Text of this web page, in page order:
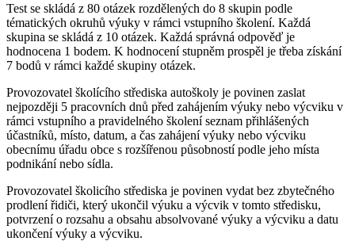
Test se skládá z 80 otázek rozdělených do 8 skupin podle
tématických okruhů výuky v rámci vstupního školení. Každá
skupina se skládá z 10 otázek. Každá správná odpověď je
hodnocena 1 bodem. K hodnocení stupněm prospěl je třeba získání
7 bodů v rámci každé skupiny otázek.
Provozovatel školícího střediska autoškoly je povinen zaslat
nejpozději 5 pracovních dnů před zahájením výuky nebo výcviku v
rámci vstupního a pravidelného školení seznam přihlášených
účastníků, místo, datum, a čas zahájení výuky nebo výcviku
obecnímu úřadu obce s rozšířenou působností podle jeho místa
podnikání nebo sídla.
Provozovatel školicího střediska je povinen vydat bez zbytečného
prodlení řidiči, který ukončil výuku a výcvik v tomto středisku,
potvrzení o rozsahu a obsahu absolvované výuky a výcviku a datu
ukončení výuky a výcviku.